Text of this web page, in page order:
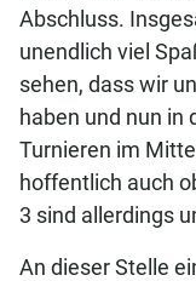
Abschluss.
unendlich viel
sehen, dass wir
haben und nun in
Turnieren im
hoffentlich auch
3 sind allerdings
An dieser Stelle